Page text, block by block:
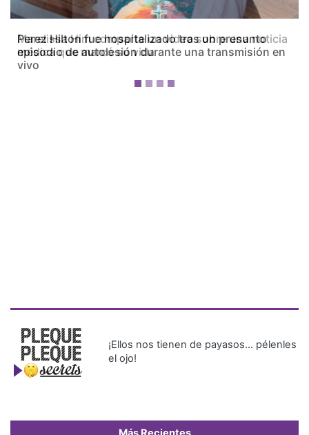
Marelissa Him comparte un video sobre una noticia
médica que marcó su vida
el ojo!
Más Recientes